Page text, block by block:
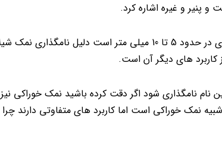
پنیر و غیره اشاره کرد.
موجود در بازار است که دارای اندازه ای در حدود 5 تا 10 میلی متر است دلیل
های دیگر آن است.
شود اگر دقت کرده باشید نمک خوراکی نیز
نمک خوراکی است اما کاربرد های متفاوتی دارند